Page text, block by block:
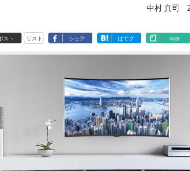
中村 真司
スト リスト シェア はてブ note